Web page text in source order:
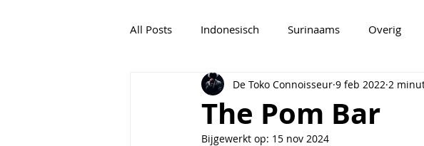
All Posts Indonesisch Surinaams Overig
The Pom Bar
De Toko Connoisseur 9 feb 2022 2
Bijgewerkt op: 15 nov 2024